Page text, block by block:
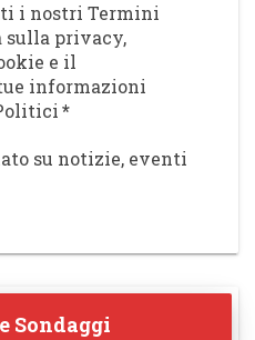
i nostri Termini
sulla privacy,
e il
informazioni
*
su notizie, eventi
Sondaggi